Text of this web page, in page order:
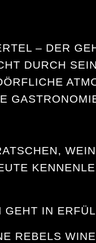
– DER
DURCH
GEHT IN
REBELS